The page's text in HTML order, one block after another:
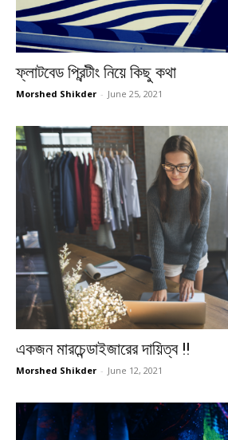
ফ্লাটবেড প্রিন্টীং নিয়ে কিছু কথা
Morshed Shikder - June 25, 2021
একজন মারচেন্ডাইজারের দায়িত্ব !!
Morshed Shikder - June 12, 2021